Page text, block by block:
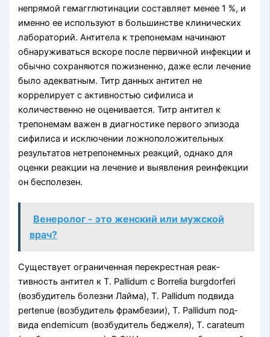
непрямой гемагглютинации составляет менее 1 %, и
именно ее используют в большинстве клинических
лабораторий. Антитела к трепонемам начинают
обнаруживаться вскоре после первич­ной инфекции и
обычно сохраняются пожизненно, даже если лечение
было адекватным. Титр данных антител не
коррелирует с активностью сифилиса и
количественно не оценивается. Титр антител к
трепонемам важен в диагностике первого эпизо­да
сифилиса и исключении ложноположительных
результатов нетрепонемных реакций, однако для
оценки реакции на лечение и выявления реинфек­ции
он бесполезен.
Венеролог - это женский или мужской
врач?
Существует ограниченная перекрестная реак­
тивность антител к Т. Pallidum с Borrelia burgdorferi
(возбудитель болезни Лайма), Т. Pallidum подвида
pertenue (возбудитель фрамбезии), Т. Pallidum под­
вида endemicum (возбудитель беджеля), Т. carateum